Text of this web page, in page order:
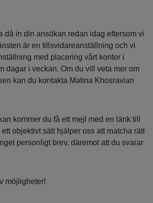
då in din ansökan redan idag eftersom vi
är en tillsvidareanställning och vi
med placering vårt kontor i
dagar i veckan. Om du vill veta mer om
kan du kontakta Matina Khosravian
kommer du få ett mejl med en länk till
objektivt sätt hjälper oss att matcha rätt
personligt brev, däremot att du svarar
möjligheter!